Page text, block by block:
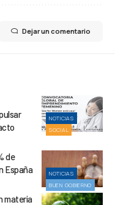
Dejar un comentario
NOTICIAS
SOCIAL
NOTICIAS
BUEN GOBIERNO
de
España
materia